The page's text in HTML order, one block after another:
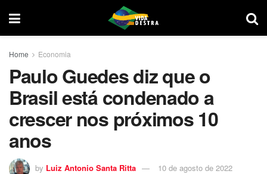
Home Economia
Paulo Guedes diz que o
Brasil está condenado a
crescer nos próximos 10
anos
by Luiz Antonio Santa Ritta 10 de agosto de 2022